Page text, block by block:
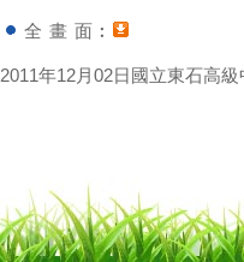
全 畫 面︰
2011年12月02日國立東石高